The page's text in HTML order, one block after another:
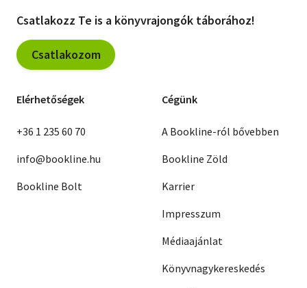
Csatlakozz Te is a könyvrajongók táborához!
Csatlakozom
Elérhetőségek
+36 1 235 60 70
info@bookline.hu
Bookline Bolt
Cégünk
A Bookline-ról bővebben
Bookline Zöld
Karrier
Impresszum
Médiaajánlat
Könyvnagykereskedés